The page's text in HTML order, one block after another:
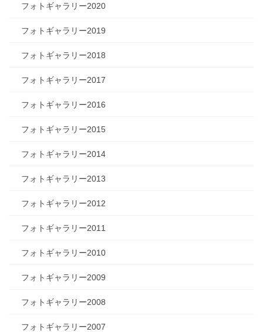
フォトギャラリー2020
フォトギャラリー2019
フォトギャラリー2018
フォトギャラリー2017
フォトギャラリー2016
フォトギャラリー2015
フォトギャラリー2014
フォトギャラリー2013
フォトギャラリー2012
フォトギャラリー2011
フォトギャラリー2010
フォトギャラリー2009
フォトギャラリー2008
フォトギャラリー2007